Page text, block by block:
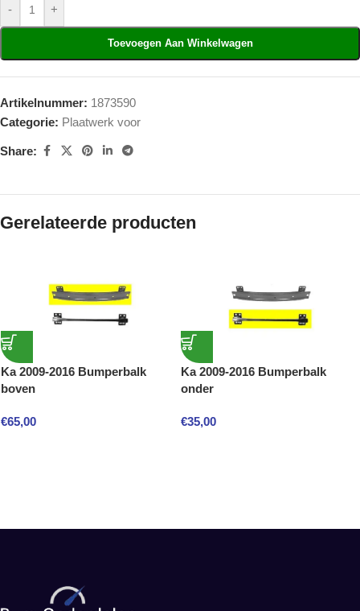
- +
Toevoegen Aan Winkelwagen
Artikelnummer: 1873590
Categorie: Plaatwerk voor
Share:
Gerelateerde producten
Ka 2009-2016 Bumperbalk
boven
€65,00
Ka 2009-2016 Bumperbalk
onder
€35,00